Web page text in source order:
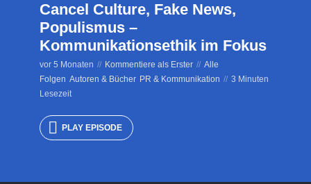
Cancel Culture, Fake News,
Populismus –
Kommunikationsethik im Fokus
vor 5 Monaten Kommentiere als Erster
Alle
Folgen Autoren & Bücher PR & Kommunikation
3 Minuten
Lesezeit
PLAY EPISODE